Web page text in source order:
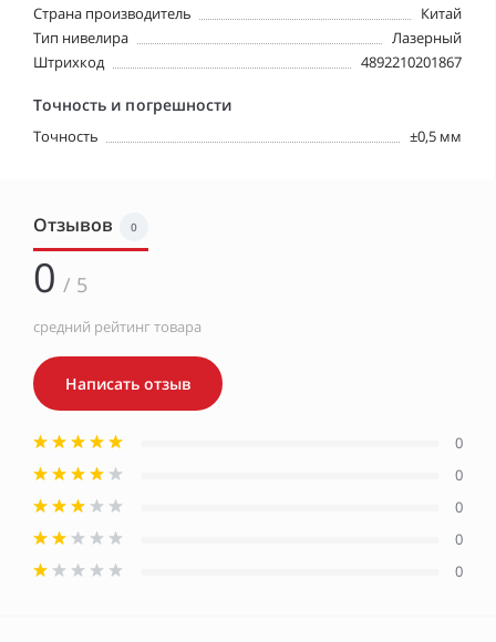
Страна производитель
Китай
Тип нивелира
Лазерный
Штрихкод
4892210201867
Точность и погрешности
Точность ±0,5 мм
Отзывов 0
0 / 5
средний рейтинг товара
Написать отзыв
0
0
0
0
0